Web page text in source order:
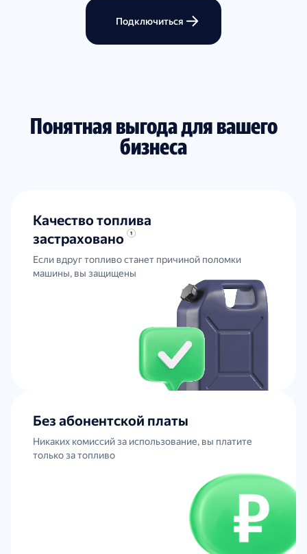
Подключиться
Понятная выгода для вашего
бизнеса
Качество топлива
застраховано
Если вдруг топливо станет причиной поломки
машины, вы защищены
Без абонентской платы
Никаких комиссий за использование, вы платите
только за топливо